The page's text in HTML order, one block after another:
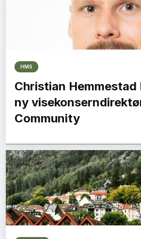
HMS
Christian Hemmestad
ny
Community